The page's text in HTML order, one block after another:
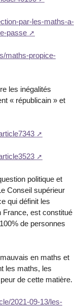
par-les-maths-a-
passe
maths-propice-
les inégalités
« républicain » et
politique et
Conseil supérieur
qui définit les
France, est constitué
de personnes
en maths et
les maths, les
de cette matière.
2021-09-13/les-